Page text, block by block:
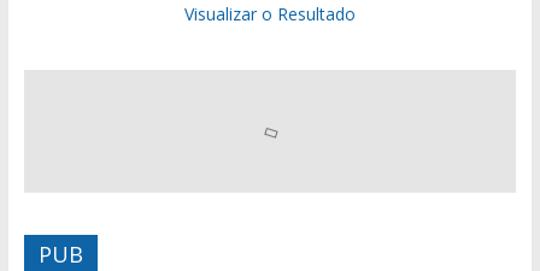
Visualizar o Resultado
PUB